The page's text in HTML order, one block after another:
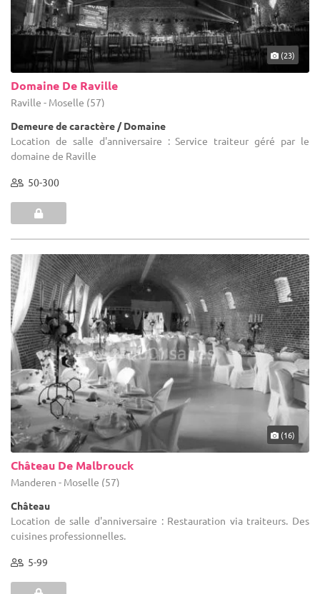
(23)
Domaine De Raville
Raville - Moselle (57)
Demeure de caractère / Domaine
Location de salle d'anniversaire : Service traiteur géré par le
domaine de Raville
50-300
(16)
Château De Malbrouck
Manderen - Moselle (57)
Château
Location de salle d'anniversaire : Restauration via traiteurs. Des
cuisines professionnelles.
5-99